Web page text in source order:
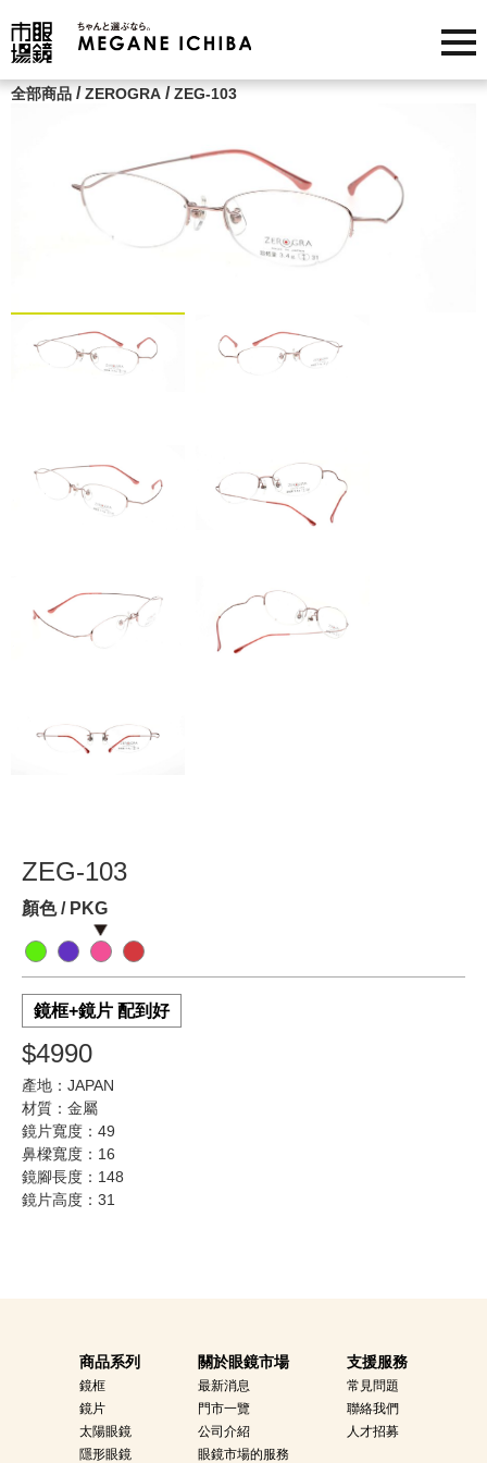
全部商品 /ZEROGRA /ZEG-103
ZEG-103
顏色 / PKG
鏡框+鏡片 配到好
$4990
產地：JAPAN
材質：金屬
鏡片寬度：49
鼻樑寬度：16
鏡腳長度：148
鏡片高度：31
商品系列
鏡框
鏡片
太陽眼鏡
隱形眼鏡
關於眼鏡市場
最新消息
門市一覽
公司介紹
眼鏡市場的服務
支援服務
常見問題
聯絡我們
人才招募